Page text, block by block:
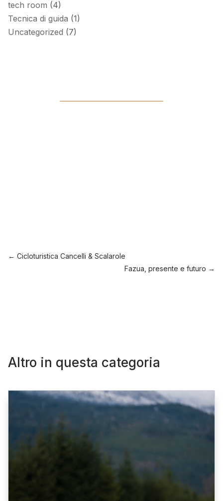
tech room (4)
Tecnica di guida (1)
Uncategorized (7)
←Cicloturistica Cancelli & Scalarole
Fazua, presente e futuro →
Altro in questa categoria